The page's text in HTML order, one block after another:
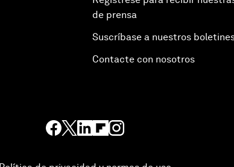
de prensa
Suscríbase a nuestros
Contacte con nosotros